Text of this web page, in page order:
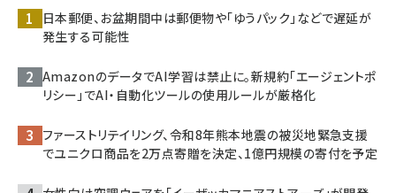
日本郵便、お盆期間中は郵便物や「ゆうパック」などで遅延が
発生する可能性
AmazonのデータでAI学習は禁止に。新規約「エージェントポ
リシー」でAI・自動化ツールの使用ルールが厳格化
ファーストリテイリング、令和8年熊本地震の被災地緊急支援
でユニクロ商品を2万点寄贈を決定、1億円規模の寄付を予定